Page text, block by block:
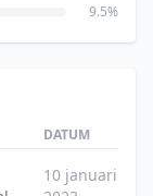
9.5%
DATUM
10 januari